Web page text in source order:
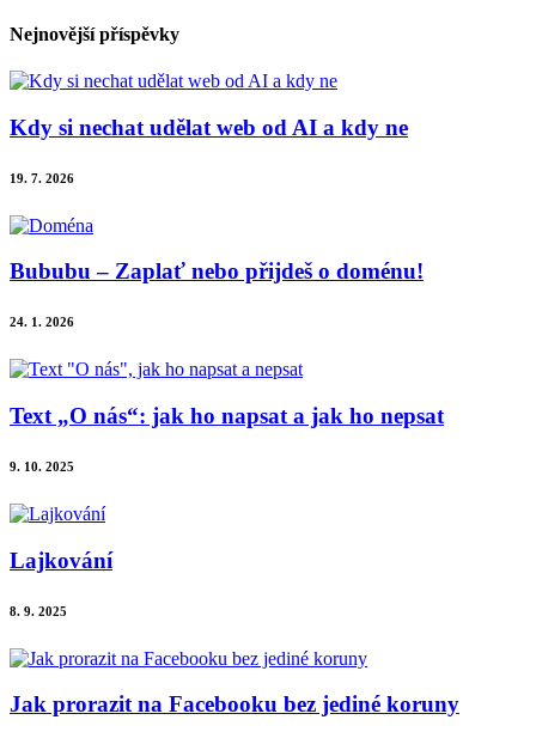
Nejnovější příspěvky
Kdy si nechat udělat web od AI a kdy ne
19. 7. 2026
Bububu – Zaplať nebo přijdeš o doménu!
24. 1. 2026
Text „O nás“: jak ho napsat a jak ho nepsat
9. 10. 2025
Lajkování
8. 9. 2025
Jak prorazit na Facebooku bez jediné koruny